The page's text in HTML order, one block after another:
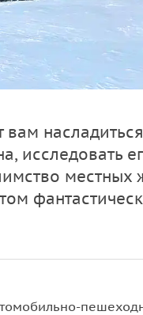
вам
исследовать
местных